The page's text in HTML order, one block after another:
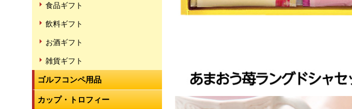
食品ギフト
飲料ギフト
お酒ギフト
雑貨ギフト
ゴルフコンペ用品
カップ・トロフィー